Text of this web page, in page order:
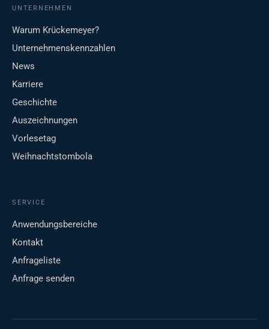
UNTERNEHMEN
Warum Krückemeyer?
Unternehmenskennzahlen
News
Karriere
Geschichte
Auszeichnungen
Vorlesetag
Weihnachtstombola
SERVICE
Anwendungsbereiche
Kontakt
Anfrageliste
Anfrage senden